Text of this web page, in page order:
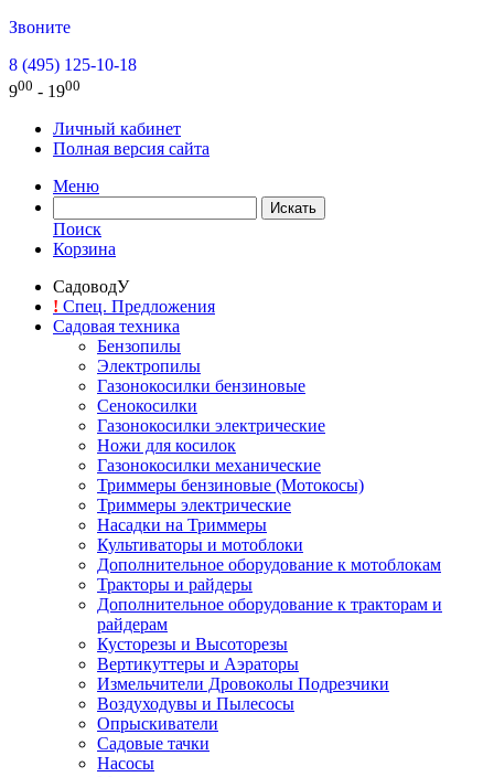
Звоните
8 (495) 125-10-18
900 - 1900
Личный кабинет
Полная версия сайта
Меню
Поиск
Корзина
СадоводУ
! Спец. Предложения
Садовая техника
Бензопилы
Электропилы
Газонокосилки бензиновые
Сенокосилки
Газонокосилки электрические
Ножи для косилок
Газонокосилки механические
Триммеры бензиновые (Мотокосы)
Триммеры электрические
Насадки на Триммеры
Культиваторы и мотоблоки
Дополнительное оборудование к мотоблокам
Тракторы и райдеры
Дополнительное оборудование к тракторам и
райдерам
Кусторезы и Высоторезы
Вертикуттеры и Аэраторы
Измельчители Дровоколы Подрезчики
Воздуходувы и Пылесосы
Опрыскиватели
Садовые тачки
Насосы